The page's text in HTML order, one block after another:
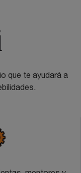
que te ayudará a